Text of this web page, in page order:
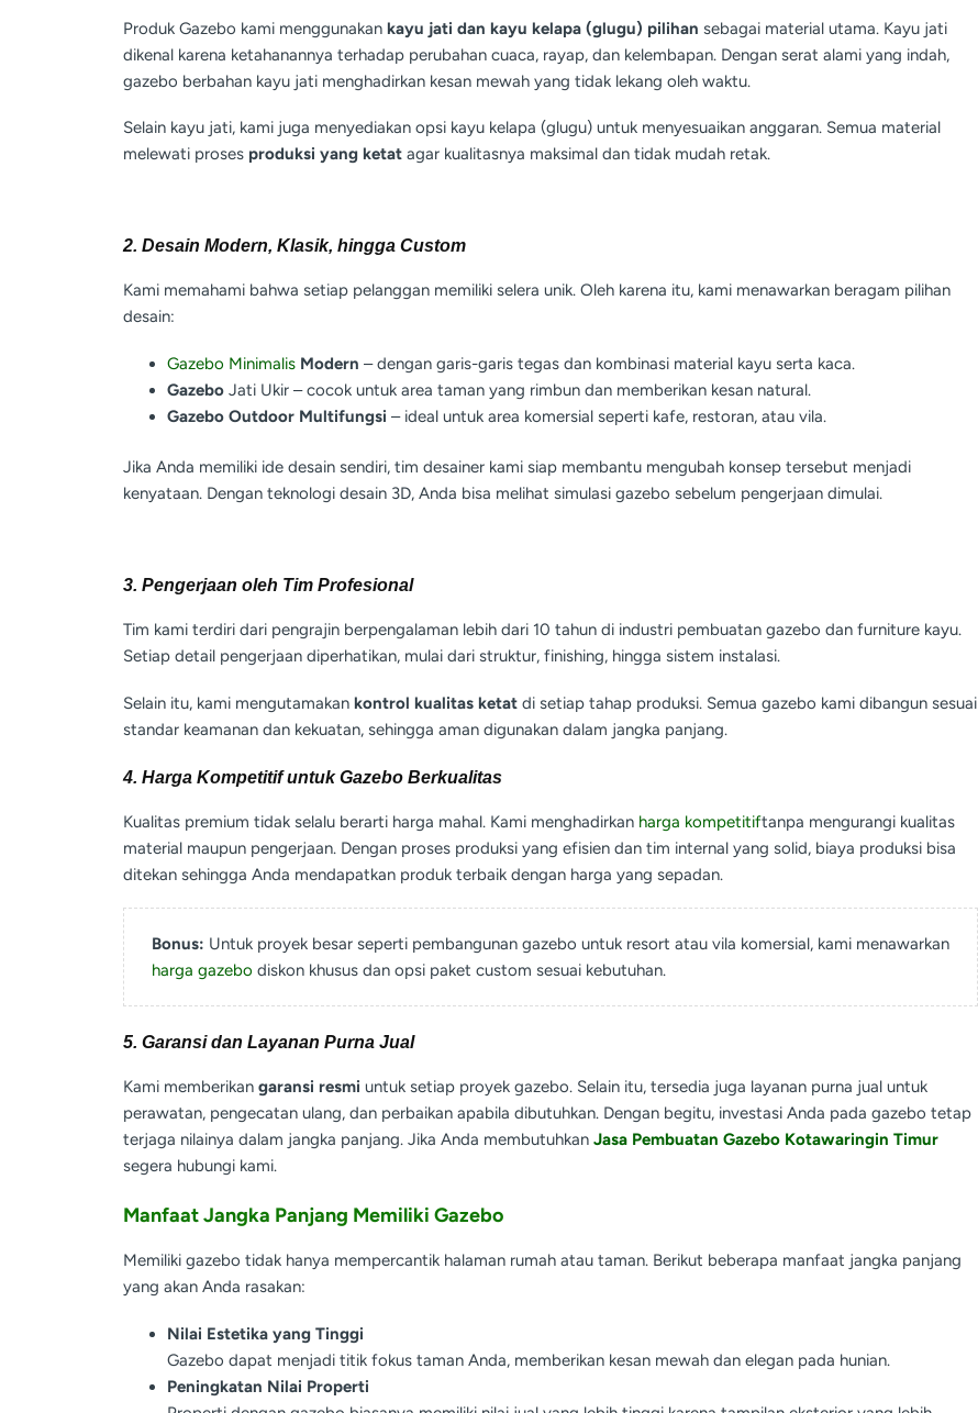
Produk Gazebo kami menggunakan kayu jati dan kayu kelapa (glugu) pilihan sebagai material utama. Kayu jati
dikenal karena ketahanannya terhadap perubahan cuaca, rayap, dan kelembapan. Dengan serat alami yang indah,
gazebo berbahan kayu jati menghadirkan kesan mewah yang tidak lekang oleh waktu.
Selain kayu jati, kami juga menyediakan opsi kayu kelapa (glugu) untuk menyesuaikan anggaran. Semua material
melewati proses produksi yang ketat agar kualitasnya maksimal dan tidak mudah retak.
2. Desain Modern, Klasik, hingga Custom
Kami memahami bahwa setiap pelanggan memiliki selera unik. Oleh karena itu, kami menawarkan beragam pilihan
desain:
Gazebo Minimalis Modern – dengan garis-garis tegas dan kombinasi material kayu serta kaca.
Gazebo Jati Ukir – cocok untuk area taman yang rimbun dan memberikan kesan natural.
Gazebo Outdoor Multifungsi – ideal untuk area komersial seperti kafe, restoran, atau vila.
Jika Anda memiliki ide desain sendiri, tim desainer kami siap membantu mengubah konsep tersebut menjadi
kenyataan. Dengan teknologi desain 3D, Anda bisa melihat simulasi gazebo sebelum pengerjaan dimulai.
3. Pengerjaan oleh Tim Profesional
Tim kami terdiri dari pengrajin berpengalaman lebih dari 10 tahun di industri pembuatan gazebo dan furniture kayu.
Setiap detail pengerjaan diperhatikan, mulai dari struktur, finishing, hingga sistem instalasi.
Selain itu, kami mengutamakan kontrol kualitas ketat di setiap tahap produksi. Semua gazebo kami dibangun sesuai
standar keamanan dan kekuatan, sehingga aman digunakan dalam jangka panjang.
4. Harga Kompetitif untuk Gazebo Berkualitas
Kualitas premium tidak selalu berarti harga mahal. Kami menghadirkan harga kompetitiftanpa mengurangi kualitas
material maupun pengerjaan. Dengan proses produksi yang efisien dan tim internal yang solid, biaya produksi bisa
ditekan sehingga Anda mendapatkan produk terbaik dengan harga yang sepadan.
Bonus: Untuk proyek besar seperti pembangunan gazebo untuk resort atau vila komersial, kami menawarkan
harga gazebo diskon khusus dan opsi paket custom sesuai kebutuhan.
5. Garansi dan Layanan Purna Jual
Kami memberikan garansi resmi untuk setiap proyek gazebo. Selain itu, tersedia juga layanan purna jual untuk
perawatan, pengecatan ulang, dan perbaikan apabila dibutuhkan. Dengan begitu, investasi Anda pada gazebo tetap
terjaga nilainya dalam jangka panjang. Jika Anda membutuhkan Jasa Pembuatan Gazebo Kotawaringin Timur
segera hubungi kami.
Manfaat Jangka Panjang Memiliki Gazebo
Memiliki gazebo tidak hanya mempercantik halaman rumah atau taman. Berikut beberapa manfaat jangka panjang
yang akan Anda rasakan:
Nilai Estetika yang Tinggi
Gazebo dapat menjadi titik fokus taman Anda, memberikan kesan mewah dan elegan pada hunian.
Peningkatan Nilai Properti